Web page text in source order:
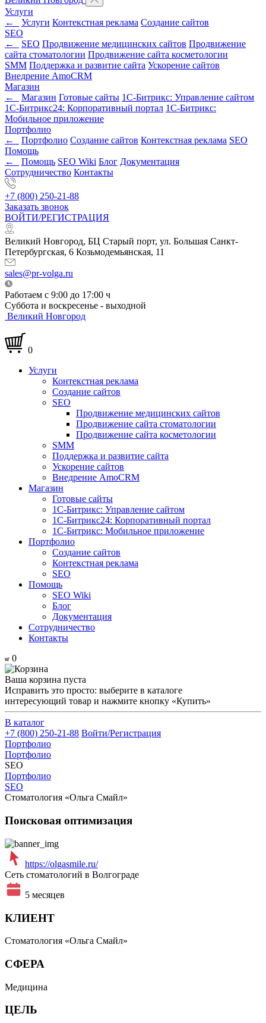
Услуги
←
Услуги Контекстная реклама Создание сайтов
SEO
←
SEO Продвижение медицинских сайтов Продвижение
сайта стоматологии Продвижение сайта косметологии
SMM Поддержка и развитие сайта Ускорение сайтов
Внедрение AmoCRM
Магазин
←
Магазин Готовые сайты 1С-Битрикс: Управление сайтом
1С-Битрикс24: Корпоративный портал 1С-Битрикс:
Мобильное приложение
Портфолио
←
Портфолио Создание сайтов Контекстная реклама SEO
Помощь
←
Помощь SEO Wiki Блог Документация
Сотрудничество Контакты
+7 (800) 250-21-88
Заказать звонок
ВОЙТИ/РЕГИСТРАЦИЯ
Великий Новгород, БЦ Старый порт, ул. Большая Санкт-
Петербургская, 6 Козьмодемьянская, 11
sales@pr-volga.ru
Работаем с 9:00 до 17:00 ч
Суббота и воскресенье - выходной
Великий Новгород
0
Услуги
Контекстная реклама
Создание сайтов
SEO
Продвижение медицинских сайтов
Продвижение сайта стоматологии
Продвижение сайта косметологии
SMM
Поддержка и развитие сайта
Ускорение сайтов
Внедрение AmoCRM
Магазин
Готовые сайты
1С-Битрикс: Управление сайтом
1С-Битрикс24: Корпоративный портал
1С-Битрикс: Мобильное приложение
Портфолио
Создание сайтов
Контекстная реклама
SEO
Помощь
SEO Wiki
Блог
Документация
Сотрудничество
Контакты
0
Ваша корзина пуста
Исправить это просто: выберите в каталоге
интересующий товар и нажмите кнопку «Купить»
В каталог
+7 (800) 250-21-88 Войти/Регистрация
Портфолио
Портфолио
SEO
Портфолио
SEO
Стоматология «Ольга Смайл»
Поисковая оптимизация
https://olgasmile.ru/
Сеть стоматологий в Волгограде
5 месяцев
КЛИЕНТ
Стоматология «Ольга Смайл»
СФЕРА
Медицина
ЦЕЛЬ